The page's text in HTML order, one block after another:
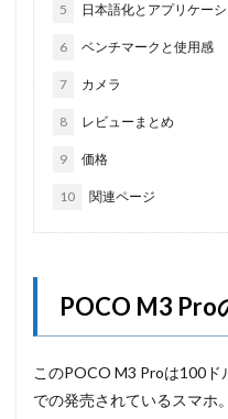
5 日本語化とアプリケー
6 ベンチマークと使用感
7 カメラ
8 レビューまとめ
9 価格
10 関連ページ
POCO M3 Pro
このPOCO M3 Proは100
での発売されているスマホ。